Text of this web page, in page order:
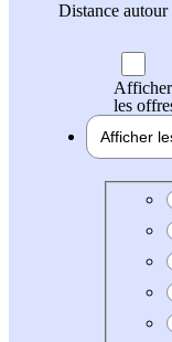
Distance
les
Afficher
Date